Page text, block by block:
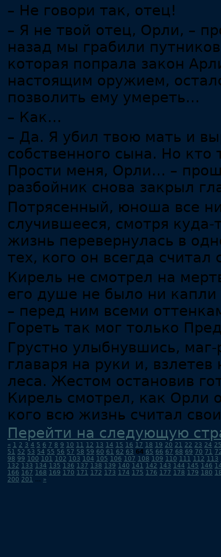
– Не говори так, отец!
– Я не твой отец, Орли, –
назад мы грабили
которая попрала закон
настоящим оружием,
позволить ему умереть…
– Как…
– Да. Я убил твою мать и
собственного сына. Но
Прости меня, Орли… –
разбойник снова закрыл
Потрясенный, юноша все
случившееся, смотря куда-
жизнь перевернулась в
тех, кого он всегда
Кирель не смотрел на
его душе не было ни
– перед ним всеми
Гореть так мог только
Грустно улыбнувшись,
главаря на руки и,
леса. Жестом остановив
Кирель смотрел, как Орли
кого всю жизнь считал
Перейти на следующую
« 1 2 3 4 5 6 7 8 9 10 11 12 13 14 15 16 17 18 19 20 21 22 23 24
51 52 53 54 55 56 57 58 59 60 61 62 63 64 65 66 67 68 69 70 71
98 99 100 101 102 103 104 105 106 107 108 109 110 111 112 113
132 133 134 135 136 137 138 139 140 141 142 143 144 145 146
166 167 168 169 170 171 172 173 174 175 176 177 178 179 180
200 201 ... »